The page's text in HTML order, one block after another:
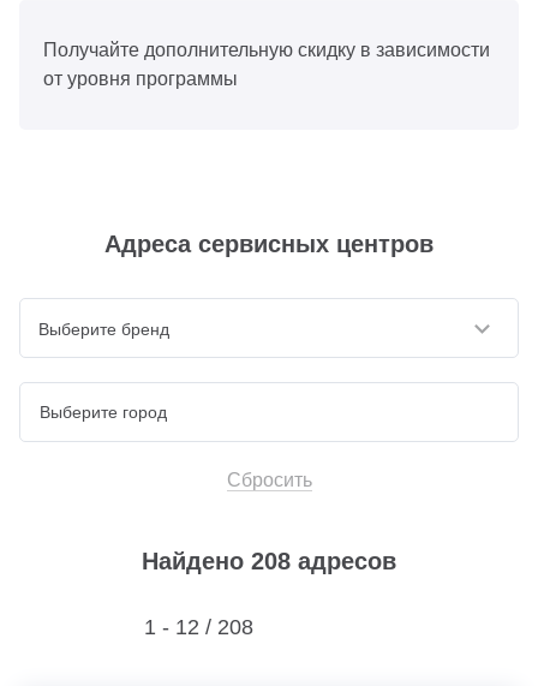
Получайте дополнительную скидку в зависимости
от уровня программы
Адреса сервисных центров
Выберите бренд
Сбросить
Найдено 208 адресов
1 - 12 / 208